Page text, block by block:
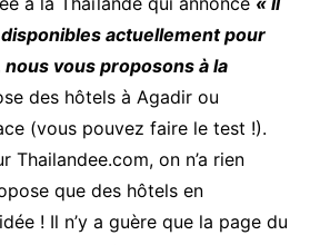
disponibles actuellement pour
vous proposons à la
des hôtels à Agadir ou
(vous pouvez faire le test !).
Thailandee.com, on n’a rien
que des hôtels en
! Il n’y a guère que la page du